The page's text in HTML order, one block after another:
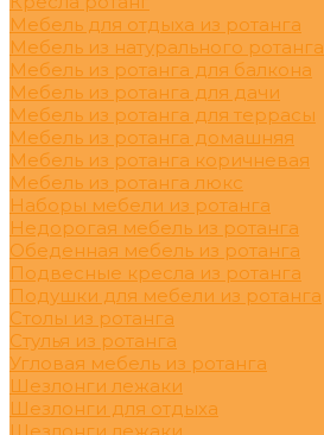
Мебель для отдыха из ротанга
Мебель из натурального ротанга
Мебель из ротанга для балкона
Мебель из ротанга для дачи
Мебель из ротанга для террасы
Мебель из ротанга домашняя
Мебель из ротанга коричневая
Мебель из ротанга люкс
Наборы мебели из ротанга
Недорогая мебель из ротанга
Обеденная мебель из ротанга
Подвесные кресла из ротанга
Подушки для мебели из ротанга
Столы из ротанга
Стулья из ротанга
Угловая мебель из ротанга
Шезлонги лежаки
Шезлонги для отдыха